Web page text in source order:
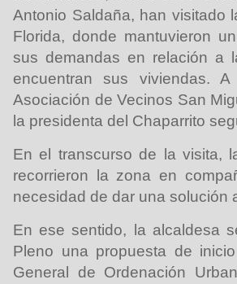
Antonio Saldaña, han visitado
Florida, donde mantuvieron
sus demandas en relación a
encuentran sus viviendas.
Asociación de Vecinos San
la presidenta del Chaparrito
En el transcurso de la visita,
recorrieron la zona en
necesidad de dar una solución
En ese sentido, la alcaldesa
Pleno una propuesta de
General de Ordenación